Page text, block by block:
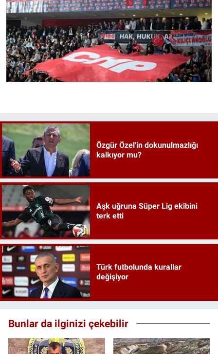
Özgür Özel'in dokunulmazlığı
kalkıyor mu?
Aşk uğruna Süper Lig ekibini
terk etti
Türk futbolunda kurallar
değişiyor
Bunlar da ilginizi çekebilir